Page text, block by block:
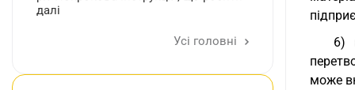
6)
може
далі
Усі головні